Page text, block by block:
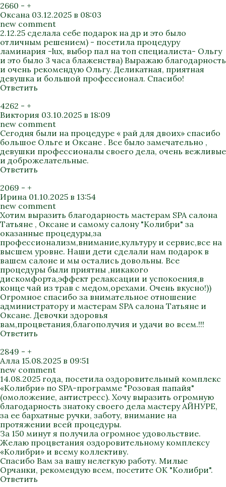
2660 - +
Оксана 03.12.2025 в 08:03
new comment
2.12.25 сделала себе подарок на др и это было
отличным решением) - посетила процедуру
ламинария -lux, выбор пал на топ специалиста- Ольгу
и это было 3 часа блаженства) Выражаю благодарность
и очень рекомендую Ольгу. Деликатная, приятная
девушка и большой профессионал. Спасибо!
Ответить
4262 - +
Виктория 03.10.2025 в 18:09
new comment
Сегодня были на процедуре « рай для двоих» спасибо
большое Ольге и Оксане . Все было замечательно ,
девушки профессионалы своего дела, очень вежливые
и доброжелательные.
Ответить
2069 - +
Ирина 01.10.2025 в 13:54
new comment
Хотим выразить благодарность мастерам SPA салона
Татьяне , Оксане и самому салону "Колибри" за
оказанные процедуры,за
профессионализм,внимание,культуру и сервис,все на
высшем уровне. Наши дети сделали нам подарок в
вашем салоне и мы остались довольны. Все
процедуры были приятны ,никакого
дискомфорта,эффект релаксации и успокоения,в
конце чай из трав с медом,орехами. Очень вкусно!))
Огромное спасибо за внимательное отношение
администратору и мастерам SPA салона Татьяне и
Оксане. Девочки здоровья
вам,процветания,благополучия и удачи во всем.!!!
Ответить
2849 - +
Алла 15.08.2025 в 09:51
new comment
14.08.2025 года, посетила оздоровительный комплекс
«Колибри» по SPA-программе "Розовая папайя"
(омоложение, антистресс). Хочу выразить огромную
благодарность знатоку своего дела мастеру АЙНУРЕ,
за ее бархатные ручки, заботу, внимание на
протяжении всей процедуры.
За 150 минут я получила огромное удовольствие.
Желаю процветания оздоровительному комплексу
«Колибри» и всему коллективу.
Спасибо Вам за вашу нелегкую работу. Милые
Орчанки, рекомендую всем, посетите ОК "Колибри".
Ответить